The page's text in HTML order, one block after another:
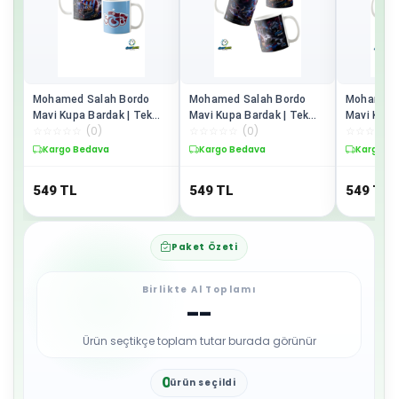
Mohamed Salah Bordo
Mavi Kupa Bardak | Tek
Adet K0499
(0)
Kargo Bedava
549 TL
Mohamed Salah Bordo
Mavi Kupa Bardak | Tek
Adet K0498
(0)
Kargo Bedava
549 TL
Mavi
Kargo
549 TL
Paket Özeti
Birlikte Al Toplamı
--
Ürün seçtikçe toplam tutar burada görünür
0ürün seçildi